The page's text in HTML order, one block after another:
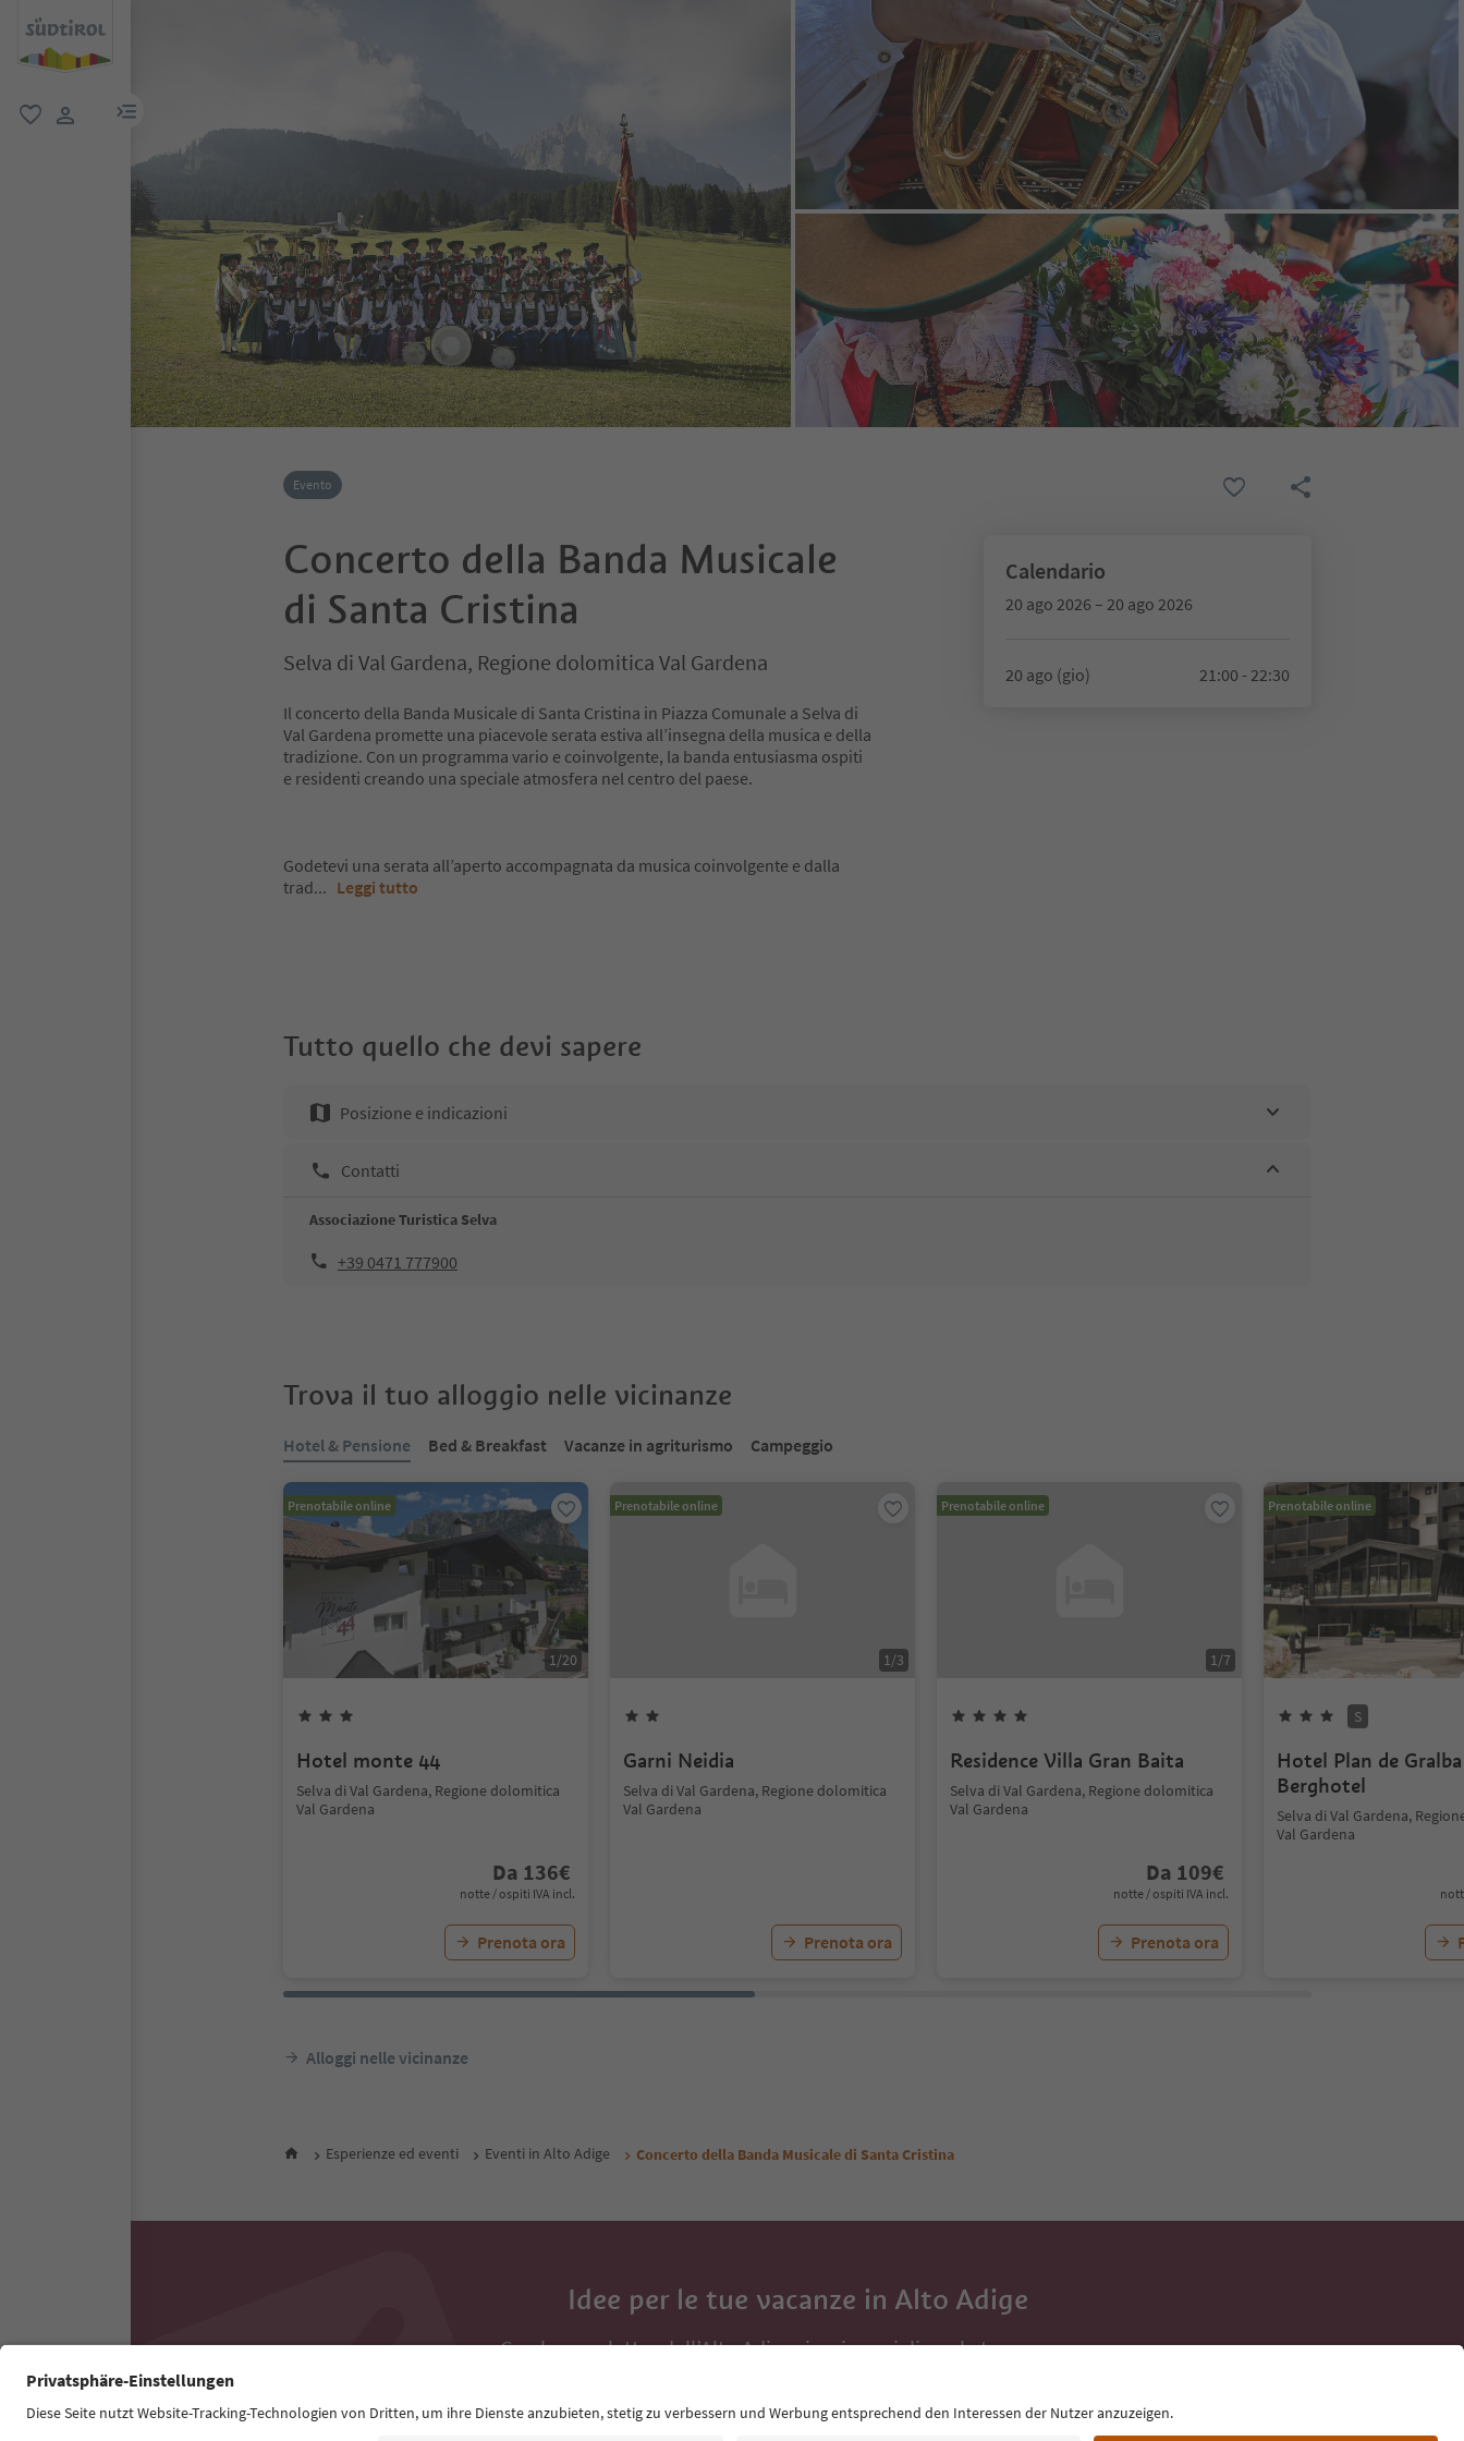
menu link
Evento
Concerto della Banda Musicale
di Santa Cristina
Selva di Val Gardena, Regione dolomitica Val Gardena
Il concerto della Banda Musicale di Santa Cristina in Piazza Comunale a Selva di
Val Gardena promette una piacevole serata estiva all’insegna della musica e della
tradizione. Con un programma vario e coinvolgente, la banda entusiasma ospiti
e residenti creando una speciale atmosfera nel centro del paese.
Godetevi una serata all’aperto accompagnata da musica coinvolgente e dalla
trad... Leggi tutto
Calendario
20 ago 2026 – 20 ago 2026
20 ago (gio) 21:00 - 22:30
Tutto quello che devi sapere
Posizione e indicazioni
Contatti
Associazione Turistica Selva
+39 0471 777900
Trova il tuo alloggio nelle vicinanze
Hotel & Pensione Bed & Breakfast Vacanze in agriturismo Campeggio
Prenotabile online
1/20
Hotel monte 44
Selva di Val Gardena, Regione dolomitica
Val Gardena
Da 136€
notte / ospiti IVA incl.
Prenota ora
Prenotabile online
1/3
Garni Neidia
Selva di Val Gardena, Regione dolomitica
Val Gardena
Prenota ora
Prenotabile online
1/7
Residence Villa Gran Baita
Selva di Val Gardena, Regione dolomitica
Val Gardena
Da 109€
notte / ospiti IVA incl.
Prenota ora
Prenotabile online
S
Hotel Plan de
Berghotel
Selva di Val Gardena,
Val Gardena
Alloggi nelle vicinanze
Esperienze ed eventi Eventi in Alto Adige Concerto della Banda Musicale di Santa Cristina
Idee per le tue vacanze in Alto Adige
Con la newsletter dell’Alto Adige ricevi consigli per le tue vacanze,